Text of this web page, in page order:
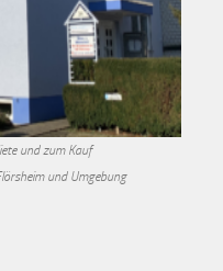
und zum Kauf
und Umgebung